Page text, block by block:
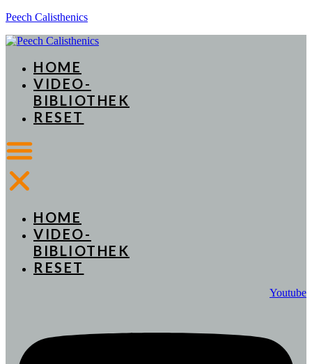
Peech Calisthenics
HOME
VIDEO-
BIBLIOTHEK
RESET
HOME
VIDEO-
BIBLIOTHEK
RESET
Youtube